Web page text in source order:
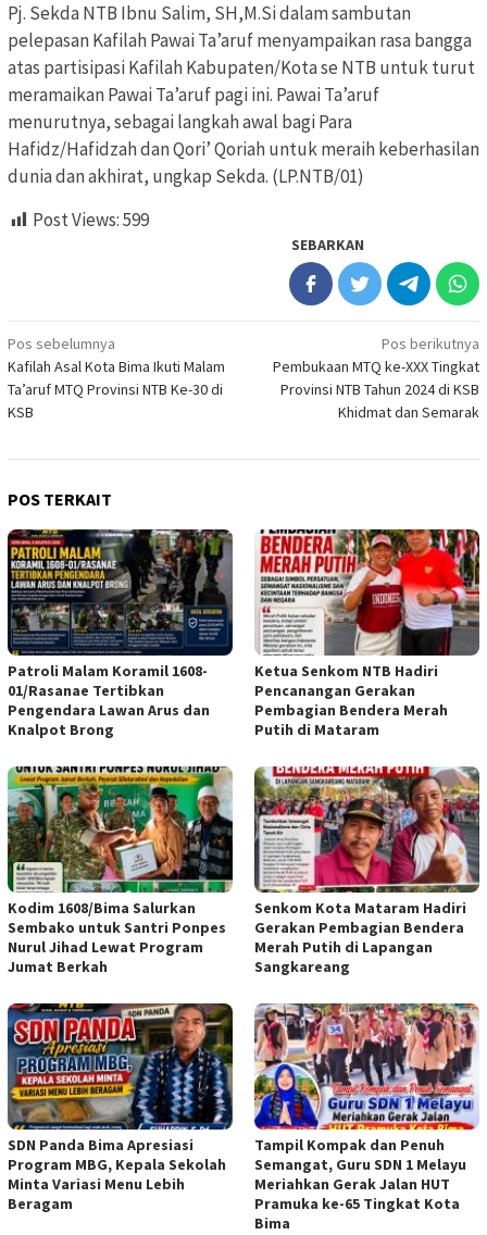
Pj. Sekda NTB Ibnu Salim, SH,M.Si dalam sambutan
pelepasan Kafilah Pawai Ta’aruf menyampaikan rasa bangga
atas partisipasi Kafilah Kabupaten/Kota se NTB untuk turut
meramaikan Pawai Ta’aruf pagi ini. Pawai Ta’aruf
menurutnya, sebagai langkah awal bagi Para
Hafidz/Hafidzah dan Qori’ Qoriah untuk meraih keberhasilan
dunia dan akhirat, ungkap Sekda. (LP.NTB/01)
Post Views:599
SEBARKAN
Navigasi
pos
Pos sebelumnya
Kafilah Asal Kota Bima Ikuti Malam
Ta’aruf MTQ Provinsi NTB Ke-30 di
KSB
Pos berikutnya
Pembukaan MTQ ke-XXX Tingkat
Provinsi NTB Tahun 2024 di KSB
Khidmat dan Semarak
POS TERKAIT
Patroli Malam Koramil 1608-
01/Rasanae Tertibkan
Pengendara Lawan Arus dan
Knalpot Brong
Ketua Senkom NTB Hadiri
Pencanangan Gerakan
Pembagian Bendera Merah
Putih di Mataram
Kodim 1608/Bima Salurkan
Sembako untuk Santri Ponpes
Nurul Jihad Lewat Program
Jumat Berkah
Senkom Kota Mataram Hadiri
Gerakan Pembagian Bendera
Merah Putih di Lapangan
Sangkareang
SDN Panda Bima Apresiasi
Program MBG, Kepala Sekolah
Minta Variasi Menu Lebih
Beragam
Tampil Kompak dan Penuh
Semangat, Guru SDN 1 Melayu
Meriahkan Gerak Jalan HUT
Pramuka ke-65 Tingkat Kota
Bima